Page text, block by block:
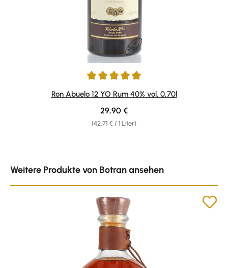
Durchschnittliche Bewertung von 4.93 von 5 Sternen
Ron Abuelo 12 YO Rum 40% vol. 0,70l
(42,71 € / 1 Liter)
Regulärer Preis:
29,90 €
Weitere Produkte von Botran ansehen